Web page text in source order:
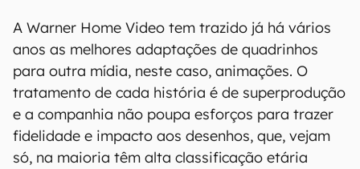
A Warner Home Video tem trazido já há vários
anos as melhores adaptações de quadrinhos
para outra mídia, neste caso, animações. O
tratamento de cada história é de superprodução
e a companhia não poupa esforços para trazer
fidelidade e impacto aos desenhos, que, vejam
só, na maioria têm alta classificação etária